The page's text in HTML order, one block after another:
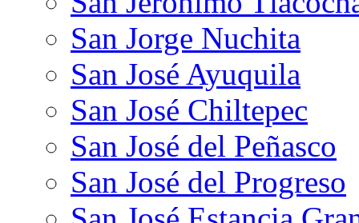
San Jorge Nuchita
San José Ayuquila
San José Chiltepec
San José del Peñasco
San José del Progreso